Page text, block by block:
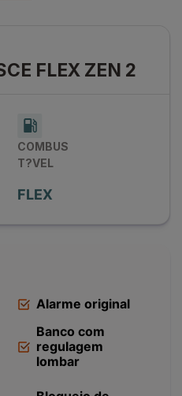
FLEX ZEN 2
COMBUS
T?VEL
FLEX
Alarme original
Banco com
regulagem
lombar